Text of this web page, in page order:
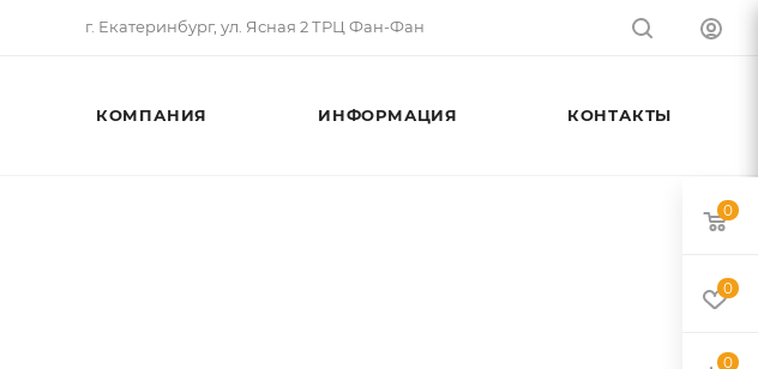
г. Екатеринбург, ул. Ясная 2 ТРЦ Фан-Фан
КОМПАНИЯ ИНФОРМАЦИЯ КОНТАКТЫ
0
0
0